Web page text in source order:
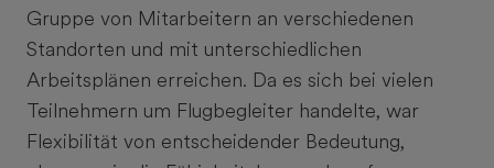
Gruppe von Mitarbeitern an verschiedenen
Standorten und mit unterschiedlichen
Arbeitsplänen erreichen. Da es sich bei vielen
Teilnehmern um Flugbegleiter handelte, war
Flexibilität von entscheidender Bedeutung,